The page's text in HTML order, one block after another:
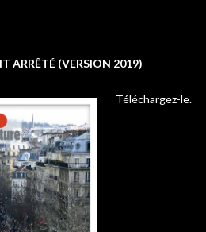
ARRÊTÉ (VERSION 2019)
Téléchargez-le.